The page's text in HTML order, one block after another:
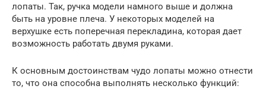
лопаты. Так, ручка модели намного выше и должна
быть на уровне плеча. У некоторых моделей на
верхушке есть поперечная перекладина, которая дает
возможность работать двумя руками.
К основным достоинствам чудо лопаты можно отнести
то, что она способна выполнять несколько функций: